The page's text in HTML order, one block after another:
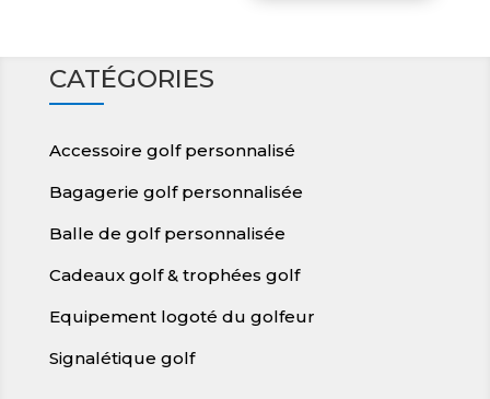
CATÉGORIES
Accessoire golf personnalisé
Bagagerie golf personnalisée
Balle de golf personnalisée
Cadeaux golf & trophées golf
Equipement logoté du golfeur
Signalétique golf